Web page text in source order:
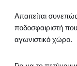
Απαιτείται
ποδοσφαιριστή
αγωνιστικό χώρο.